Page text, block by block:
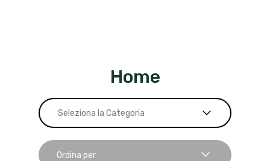
Home
Seleziona la Categoria
Ordina per